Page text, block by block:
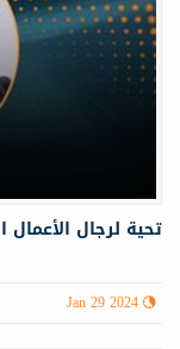
تحية لرجال
Jan 29 2024